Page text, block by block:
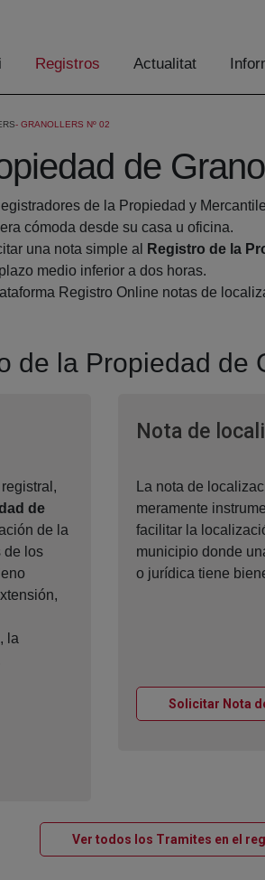
Registros Actualitat
GRANOLLERS Nº 02
de
de la Propiedad y
cómoda desde su casa u oficina.
una nota simple al
Registro de la
medio inferior a dos horas.
Registro Online notas de
de la Propiedad de
de
de la
de los
la
Nota de
La nota de
meramente
facilitar la
municipio donde
o jurídica tiene
Solicitar Nota
Ver todos los Tramites en el